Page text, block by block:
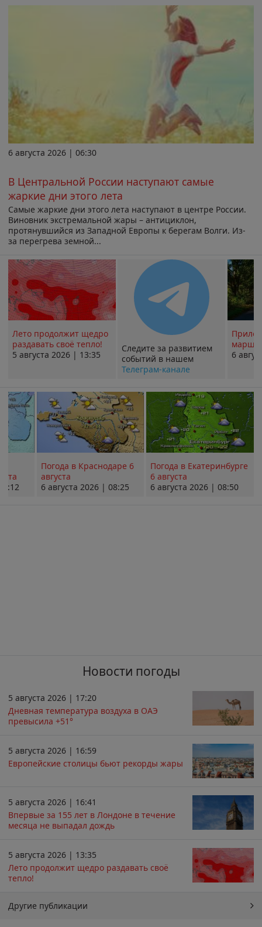
6 августа 2026 | 06:30
В Центральной России наступают самые
жаркие дни этого лета
Самые жаркие дни этого лета наступают в центре России.
Виновник экстремальной жары – антициклон,
протянувшийся из Западной Европы к берегам Волги. Из-
за перегрева земной...
Лето продолжит щедро
раздавать своё тепло!
5 августа 2026 | 13:35
Следите за развитием
событий в нашем
Телеграм-канале
6
Погода в Краснодаре 6
августа
6 августа 2026 | 08:25
Погода в Екатеринбурге
6 августа
6 августа 2026 | 08:50
Новости погоды
5 августа 2026 | 17:20
Дневная температура воздуха в ОАЭ
превысила +51°
5 августа 2026 | 16:59
Европейские столицы бьют рекорды жары
5 августа 2026 | 16:41
Впервые за 155 лет в Лондоне в течение
месяца не выпадал дождь
5 августа 2026 | 13:35
Лето продолжит щедро раздавать своё
тепло!
Другие публикации